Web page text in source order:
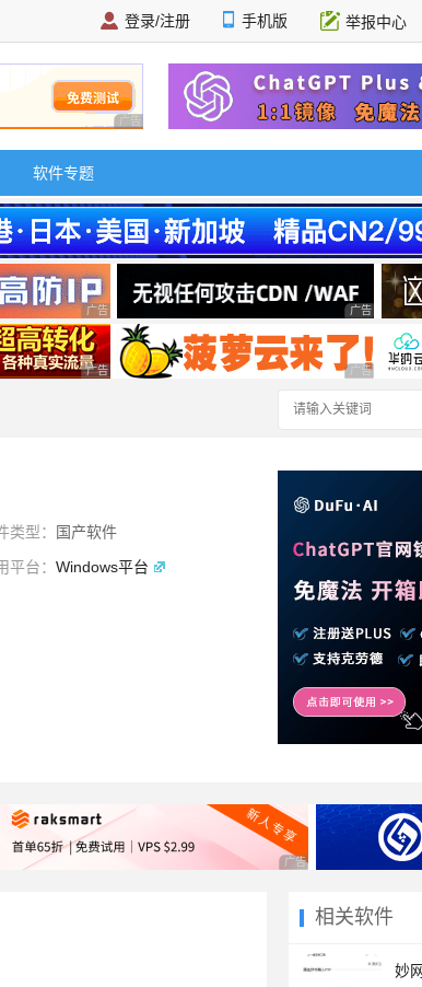
登录/注册 手机版 举报中心
广告 商业广告，理性选择
软件专题
广告 商业广告，理性选择 广告 商业广
广告 商业广告，理性选择 广告 商业广
类型：
国产软件
平台： Windows平台
告，理性选择 广告 商业广告，理性选择
相关软件